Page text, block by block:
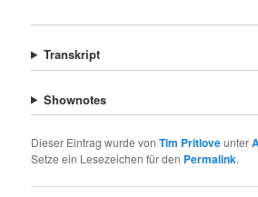
Transkript
Shownotes
Dieser Eintrag wurde vonTim Pritloveunter
Setze ein Lesezeichen für den Permalink.